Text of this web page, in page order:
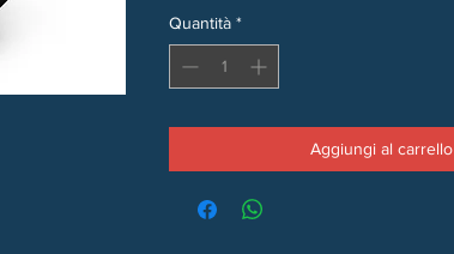
Quantità *
Aggiungi al carrello